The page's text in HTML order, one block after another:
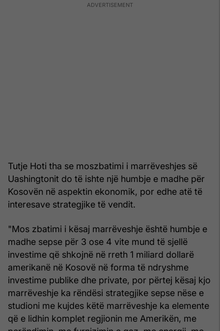
Tutje Hoti tha se moszbatimi i marrëveshjes së
Uashingtonit do të ishte një humbje e madhe për
Kosovën në aspektin ekonomik, por edhe atë të
interesave strategjike të vendit.
"Mos zbatimi i kësaj marrëveshje është humbje e
madhe sepse për 3 ose 4 vite mund të sjellë
investime që shkojnë në rreth 1 miliard dollarë
amerikanë në Kosovë në forma të ndryshme
investime publike dhe private, por përtej kësaj kjo
marrëveshje ka rëndësi strategjike sepse nëse e
studioni me kujdes këtë marrëveshje ka elemente
që e lidhin komplet regjionin me Amerikën, me